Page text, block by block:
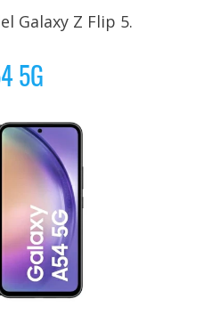
Galaxy Z Flip 5.
5G